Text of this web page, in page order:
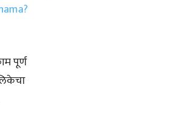
पूर्ण